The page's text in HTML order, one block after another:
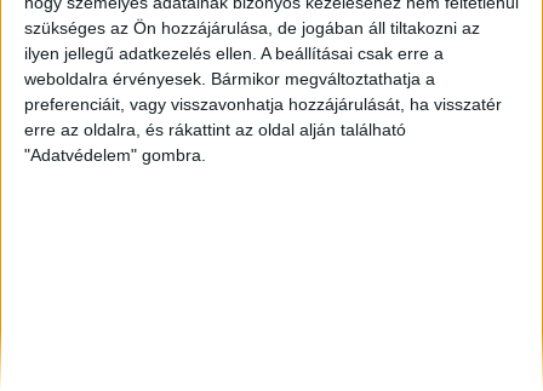
szükséges az Ön hozzájárulása, de jogában áll tiltakozni az
ilyen jellegű adatkezelés ellen. A beállításai csak erre a
weboldalra érvényesek. Bármikor megváltoztathatja a
preferenciáit, vagy visszavonhatja hozzájárulását, ha visszatér
erre az oldalra, és rákattint az oldal alján található
"Adatvédelem" gombra.